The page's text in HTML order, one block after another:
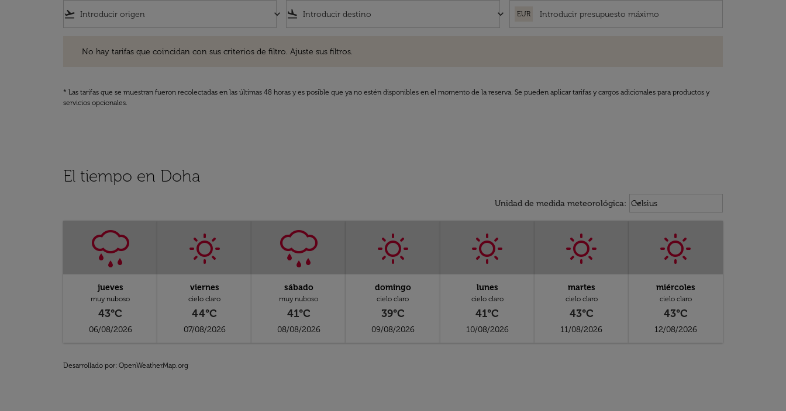
flight_takeoff keyboard_arrow_down flight_land keyboard_arrow_down EUR
No hay tarifas que coincidan con sus criterios de filtro. Ajuste sus filtros.
* Las tarifas que se muestran fueron recolectadas en las últimas 48 horas y es posible que ya no estén disponibles en el momento de la reserva. Se pueden aplicar tarifas y cargos adicionales para productos y
servicios opcionales.
El tiempo en Doha
Unidad de medida meteorológica: Weather unit option Celsius
Celsius
keyboard_arrow_down
jueves
muy nuboso
43°C
06/08/2026
viernes
cielo claro
44°C
07/08/2026
sábado
muy nuboso
41°C
08/08/2026
domingo
cielo claro
39°C
09/08/2026
lunes
cielo claro
41°C
10/08/2026
martes
cielo claro
43°C
11/08/2026
miércoles
cielo claro
43°C
12/08/2026
Desarrollado por: OpenWeatherMap.org